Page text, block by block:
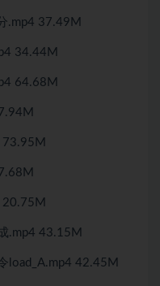
.mp4 37.49M
34.44M
64.68M
73.95M
20.75M
.mp4 43.15M
load_A.mp4 42.45M